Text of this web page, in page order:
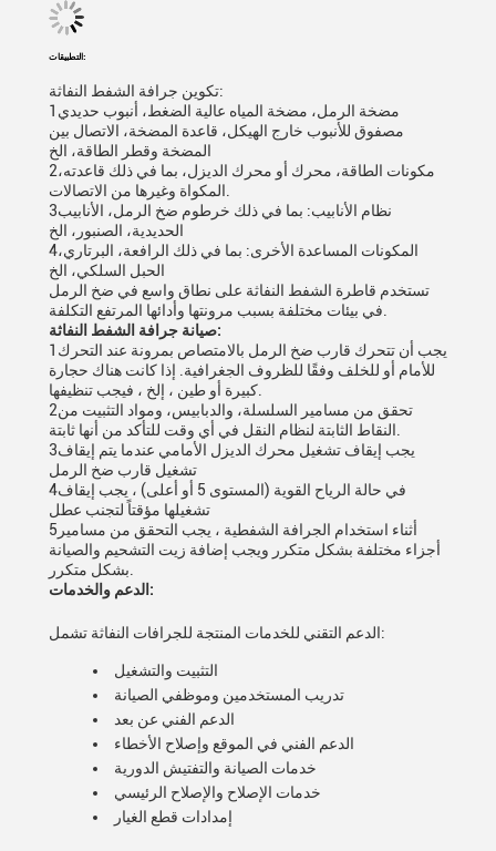
التطبيقات:
تكوين جرافة الشفط النفاثة:
1مضخة الرمل، مضخة المياه عالية الضغط، أنبوب حديدي
مصفوق للأنبوب خارج الهيكل، قاعدة المضخة، الاتصال بين
المضخة وقطر الطاقة، الخ
2مكونات الطاقة، محرك أو محرك الديزل، بما في ذلك قاعدته،
3نظام الأنابيب: بما في ذلك خرطوم ضخ الرمل، الأنابيب
الحديدية، الصنبور، الخ
4المكونات المساعدة الأخرى: بما في ذلك الرافعة، البرتاري،
الحبل السلكي، الخ
تستخدم قاطرة الشفط النفاثة على نطاق واسع في ضخ الرمل
صيانة جرافة الشفط النفاثة:
1يجب أن تتحرك قارب ضخ الرمل بالامتصاص بمرونة عند التحرك
للأمام أو للخلف وفقًا للظروف الجغرافية. إذا كانت هناك حجارة
2تحقق من مسامير السلسلة، والدبابيس، ومواد التثبيت من
3يجب إيقاف تشغيل محرك الديزل الأمامي عندما يتم إيقاف
تشغيل قارب ضخ الرمل
4في حالة الرياح القوية (المستوى 5 أو أعلى) ، يجب إيقاف
تشغيلها مؤقتاً لتجنب عطل
5أثناء استخدام الجرافة الشفطية ، يجب التحقق من مسامير
أجزاء مختلفة بشكل متكرر ويجب إضافة زيت التشحيم والصيانة
الدعم والخدمات:
الدعم التقني للخدمات المنتجة للجرافات النفاثة تشمل:
التثبيت والتشغيل
تدريب المستخدمين وموظفي الصيانة
الدعم الفني عن بعد
الدعم الفني في الموقع وإصلاح الأخطاء
خدمات الصيانة والتفتيش الدورية
خدمات الإصلاح والإصلاح الرئيسي
إمدادات قطع الغيار